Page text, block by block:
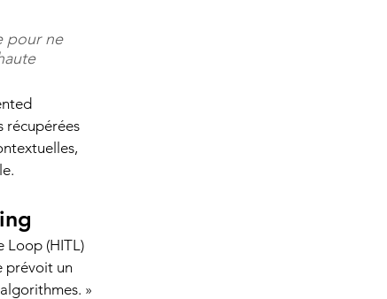
pour ne
récupérées
Loop (HITL)
prévoit un
»